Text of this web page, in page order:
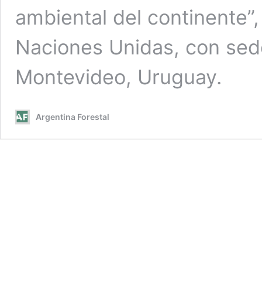
ambiental del
Naciones Unidas, con
Montevideo, Uruguay.
Argentina Forestal